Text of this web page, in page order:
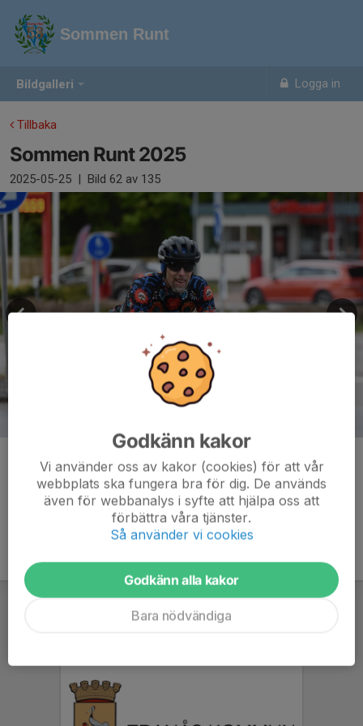
Bildgalleri Logga in
Sommen Runt
Tillbaka
Sommen Runt 2025
2025-05-25 | Bild 62 av 135
Kommentarer
Godkänn kakor
Vi använder oss av kakor (cookies) för att vår
webbplats ska fungera bra för dig. De används
även för webbanalys i syfte att hjälpa oss att
förbättra våra tjänster.
Så använder vi cookies
Godkänn alla kakor
Bara nödvändiga